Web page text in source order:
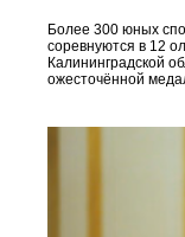
Более 300 юных
соревнуются в 12
Калининградской
ожесточённой